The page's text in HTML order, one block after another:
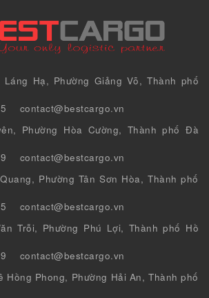
Hạ, Phường Giảng Võ, Thành phố
contact@bestcargo.vn
Phường Hòa Cường, Thành phố Đà
contact@bestcargo.vn
Phường Tân Sơn Hòa, Thành phố
contact@bestcargo.vn
Trỗi, Phường Phú Lợi, Thành phố Hồ
contact@bestcargo.vn
Hồng Phong, Phường Hải An, Thành phố